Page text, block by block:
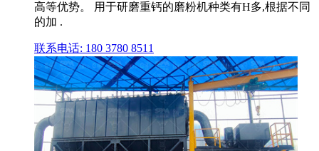
高等优势。 用于研磨重钙的磨粉机种类有H多,根据不同
的加 .
联系电话: 180 3780 8511